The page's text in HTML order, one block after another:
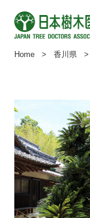
Home > 香川県 >